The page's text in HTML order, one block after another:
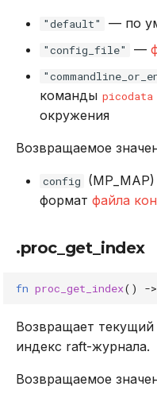
"default" — по
"config_file" —
команды picodata
окружения
Возвращаемое
config
формат файла
.proc_get_index
fn proc_get_index() ->
Возвращает
индекс raft-журнала.
Возвращаемое